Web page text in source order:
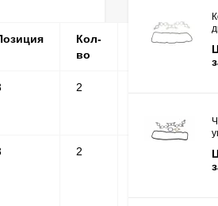
Кол-
во
Серийные
2
2